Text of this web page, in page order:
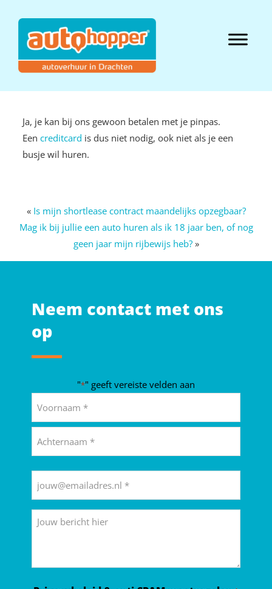
de
hoofd
inhoud
Autohopper
Hofstee
Ja, je kan bij ons gewoon betalen met je pinpas.
Eencreditcard is dus niet nodig, ook niet als je een
busje wil huren.
« Is mijn shortlease contract maandelijks opzegbaar?
Mag ik bij jullie een auto huren als ik 18 jaar ben, of nog
geen jaar mijn rijbewijs heb?»
Neem contact met ons
op
"*" geeft vereiste velden aan
*